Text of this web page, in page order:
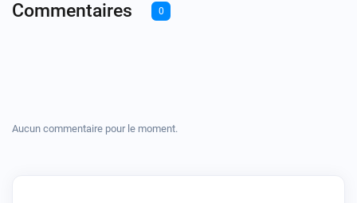
Commentaires 0
Aucun commentaire pour le moment.